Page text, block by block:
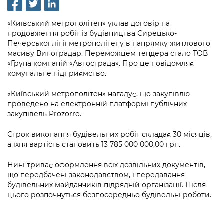
Рішення та розпорядження
Проєкти розпоряджень, що
перебувають на погодженні КМВА
Рішення Київради
Контактна інформація
Графік роботи та прийому громадян
Статистика
Звернення громадян
Регуляторна діяльність
Освіта та навчальні заклади
Дороги, транспорт та парковки
Навколишнє середовище міста
Містобудування та земельні ділянки
Культура, спорт, дозвілля
Бізнес та ліцензування
Фінанси та бюджет
Ритуальні послуги
Іноземцям / For foreigners
Громадська експертиза
Громадський бюджет
Консультації з громадськістю
Громадська рада
Петиції
Відкритий бюджет
Контактний центр
Рада з питань внутрішньо переміщених
осіб при Київській міській військовій
адміністрації
Інформація з обмеженим доступом
Подати запит онлайн
Проекти нормативно-правових та
інших актів
Нормативна база
Питання і відповіді про публічну
Порядок оскарження рішень, дій чи
бездіяльності розпорядників інформації
Звіти про опрацювання запитів на
публічну інформацію
Медіагалерея
Підписатися на новини та анонси від
КМДА / Subscribe to announcements
from the KCSA
Порядок акредитації медіа /
Подати журналістський запит /
Submitting a media request
Зйомки в лікарнях в умовах воєнного
стану / Rules for media coverage of
hospitals at work under martial law
Контакти для медіа / Contacts for mass
media
Портал Послуг
«Київський метрополітен» уклав договір на
продовження робіт із будівництва Сирецько-
Печерської лінії метрополітену в напрямку житлового
масиву Виноградар. Переможцем тендера стало ТОВ
«Група компаній «Автострада». Про це повідомляє
комунальне підприємство.
«Київський метрополітен» нагадує, що закупівлю
проведено на електронній платформі публічних
закупівель Prozorro.
Строк виконання будівельних робіт складає 30 місяців,
а їхня вартість становить 13 785 000 000,00 грн.
Нині триває оформлення всіх дозвільних документів,
що передбачені законодавством, і передавання
будівельних майданчиків підрядній організації. Після
цього розпочнуться безпосередньо будівельні роботи.